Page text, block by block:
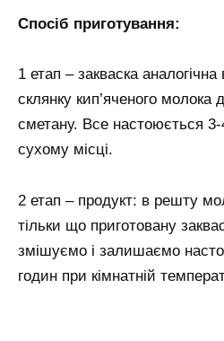
Спосіб приготування:
1 етап – закваска
склянку кип’яченого молока
сметану. Все настоюється
сухому місці.
2 етап – продукт: в решту
тільки що приготовану
змішуємо і залишаємо
годин при кімнатній